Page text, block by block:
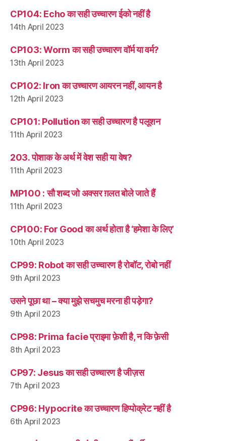
CP104: Echo का सही उच्चारण ईको नहीं है
14th April 2023
CP103: Worm का सही उच्चारण वॉर्म या वर्म?
13th April 2023
CP102: Iron का उच्चारण आयरन नहीं, आयन है
12th April 2023
CP101: Pollution का सही उच्चारण है पलूशन
11th April 2023
203. पोशाक के अर्थ में वेश सही या वेष?
11th April 2023
MP100 : सौ शब्द जो अक्सर ग़लत बोले जाते हैं
11th April 2023
CP100: For Good का अर्थ होता है ‘हमेशा के लिए’
10th April 2023
CP99: Robot का सही उच्चारण है रोबॉट, रोबो नहीं
9th April 2023
उसने पूछा था – क्या मुझे सचमुच मरना ही पड़ेगा?
9th April 2023
CP98: Prima facie प्राइमा फ़ेशी है, न कि फ़ेसी
8th April 2023
CP97: Jesus का सही उच्चारण है जीज़स
7th April 2023
CP96: Hypocrite का उच्चारण हिप्पोक्रेट नहीं है
6th April 2023